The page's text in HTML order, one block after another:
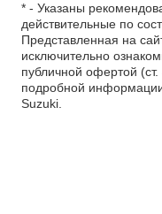
* - Указаны
действительные по
Представленная на
исключительно
публичной офертой
подробной
Suzuki.